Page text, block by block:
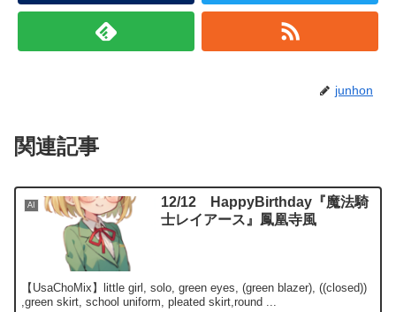
junhon
関連記事
AI
12/12 HappyBirthday『魔法騎
士レイアース』鳳凰寺風
【UsaChoMix】little girl, solo, green eyes, (green blazer), ((closed))
,green skirt, school uniform, pleated skirt,round ...